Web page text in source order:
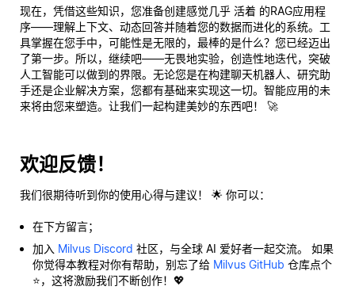
现在，凭借这些知识，您准备创建感觉几乎 活着 的RAG应用程
序——理解上下文、动态回答并随着您的数据而进化的系统。工
具掌握在您手中，可能性是无限的，最棒的是什么？您已经迈出
了第一步。所以，继续吧——无畏地实验，创造性地迭代，突破
人工智能可以做到的界限。无论您是在构建聊天机器人、研究助
手还是企业解决方案，您都有基础来实现这一切。智能应用的未
来将由您来塑造。让我们一起构建美妙的东西吧！ 🚀
欢迎反馈！
我们很期待听到你的使用心得与建议！ 🌟 你可以：
在下方留言；
加入 Milvus Discord 社区，与全球 AI 爱好者一起交流。 如果
你觉得本教程对你有帮助，别忘了给 Milvus GitHub 仓库点个
⭐，这将激励我们不断创作！💖